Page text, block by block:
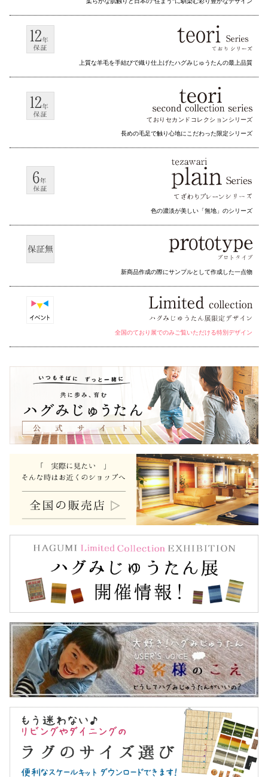
上質な羊毛を手結びで織り仕上げたハグみじゅうたんの最上品質
ておりセカンドコレクション シリーズ
長めの毛足で触り心地にこだわった限定シリーズ
色の濃淡が美しい「無地」のシリーズ
新商品作成の際にサンプルとして作成した一点物
全国のており展でのみご覧いただける特別デザイン